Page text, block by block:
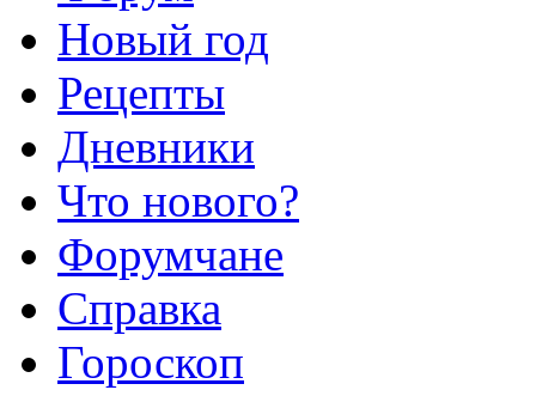
Новый год
Рецепты
Дневники
Что нового?
Форумчане
Справка
Гороскоп